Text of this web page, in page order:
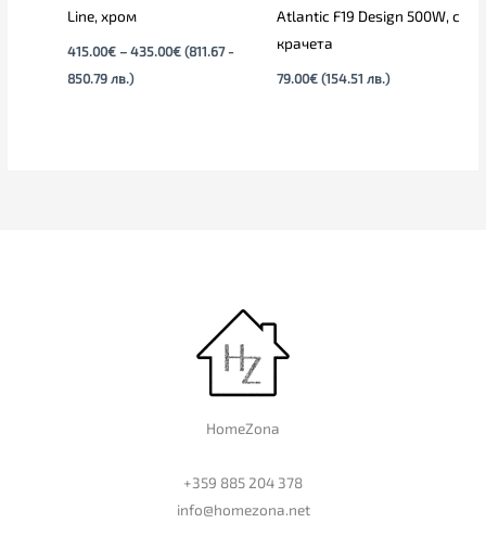
Line, хром
415.00€ – 435.00€ (811.67 -
850.79 лв.)
Atlantic F19 Design 500W, с
крачета
79.00€ (154.51 лв.)
HomeZona
+359 885 204 378
info@homezona.net